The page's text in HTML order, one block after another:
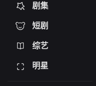
剧集
短剧
综艺
明星